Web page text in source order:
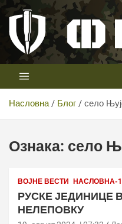
Скип
цонтент
Телевизија
Први војни канал у Србији
Насловна Блог село
Ознака: село
ВОЈНЕ ВЕСТИ НАСЛОВНА-1
РУСКЕ ЈЕДИНИЦЕ
НЕЛЕПОВКУ